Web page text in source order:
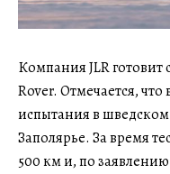
Компания JLR
Rover. Отмечается,
испытания в шведском
Заполярье. За время
500 км и, по